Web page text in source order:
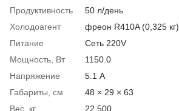
Продуктивность
50 л/день
Холодоагент
фреон R410A (0,325 кг)
Питание
Сеть 220V
Мощность, Вт
1150.0
Напряжение
5.1 А
Габариты, см
48 × 29 × 63
Вес, кг
22.500